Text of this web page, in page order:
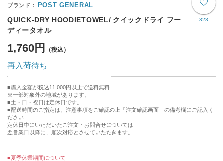
323
POST GENERAL
QUICK-DRY HOODIETOWEL/ クイックドライ フー
ディータオル
1,760円
再入荷待ち
購入金額が税込11,000円以上で送料無料
※一部対象外の地域があります。
土・日・祝日は定休日です。
■配送時間のご指定は、注意事項をご確認の上「注文確認画面」の備考欄にご記入く
ださい
定休日中にいただいたご注文・お問合せについては
翌営業日以降に、順次対応とさせていただきます。
================================
■夏季休業期間について